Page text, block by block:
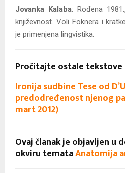
Jovanka Kalaba: Rođena
književnost. Voli Foknera i
je primenjena lingvistika.
Pročitajte ostale tekstove
Ironija sudbine Tese od
predodređenost njenog
mart 2012)
Ovaj članak je objavljen u
okviru temataAnatomija